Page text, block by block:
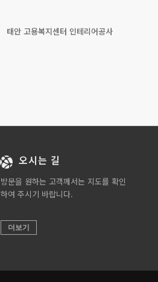
태안 고용복지센터 인테리어공사
오시는 길
방문을 원하는 고객께서는 지도를 확인
하여 주시기 바랍니다.
더보기